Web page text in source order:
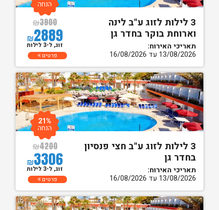
3 לילות לזוג ע"ב לינה
וארוחת בוקר בחדר גן
תאריכי האירוח:
13/08/2026 עד 16/08/2026
₪3900
₪2889
הנחה
זוג, ל-3 לילות
פרטים
3 לילות לזוג ע"ב חצי פנסיון
בחדר גן
תאריכי האירוח:
13/08/2026 עד 16/08/2026
₪4200
₪3306
21%
הנחה
זוג, ל-3 לילות
פרטים